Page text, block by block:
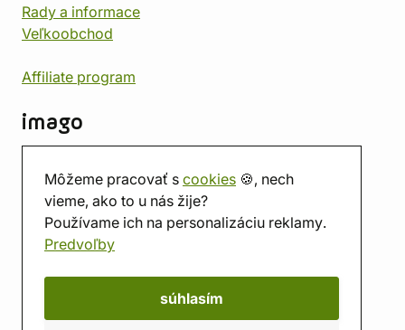
Môžeme pracovať s cookies 🍪, nech
vieme, ako to u nás žije?
Používame ich na personalizáciu reklamy.
Predvoľby
súhlasím
Rady a informace
Veľkoobchod
Affiliate program
imago
Predajňa
Herňa
O nás
Hodnotenie obchodu